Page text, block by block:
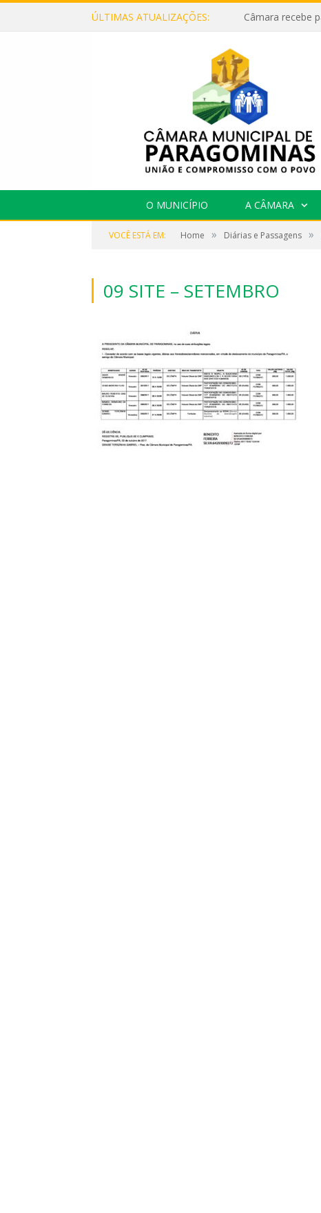
ÚLTIMAS ATUALIZAÇÕES:
O MUNICÍPIO A CÂMARA
VOCÊ ESTÁ EM: Home » Diárias e Passagens »
09 SITE – SETEMBRO